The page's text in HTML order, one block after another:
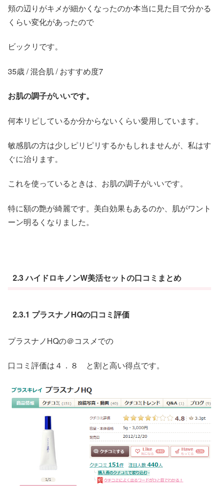
頬の辺りがキメが細かくなったのか本当に見た目で分かる
くらい変化があったので
ビックリです。
35歳 / 混合肌 / おすすめ度7
お肌の調子がいいです。
何本リピしているか分からないくらい愛用しています。
敏感肌の方は少しピリピリするかもしれませんが、私はす
ぐに治ります。
これを使っているときは、お肌の調子がいいです。
特に額の艶が綺麗です。美白効果もあるのか、肌がワント
ーン明るくなりました。
2.3 ハイドロキノンW美活セットの口コミまとめ
2.3.1 プラスナノHQの口コミ評価
プラスナノHQの＠コスメでの
口コミ評価は４．８ と割と高い得点です。